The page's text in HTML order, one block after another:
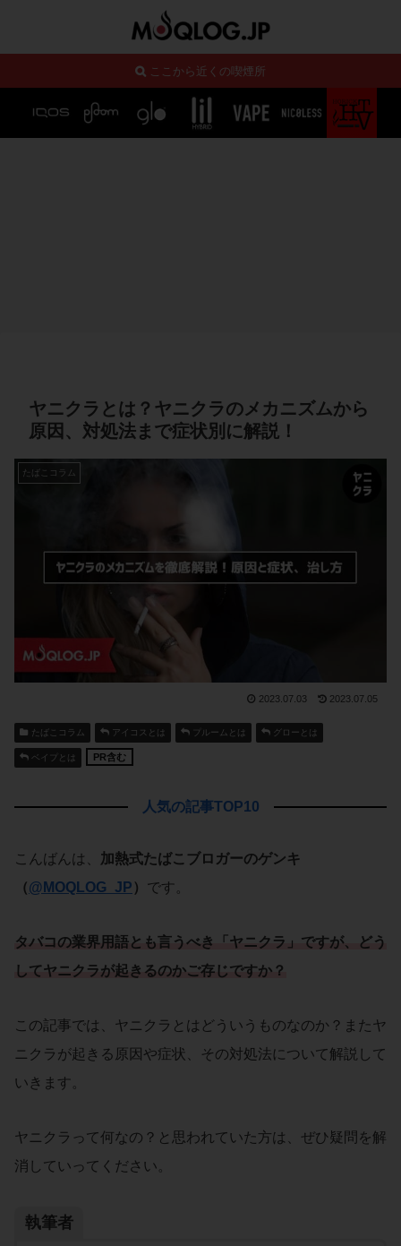
ここから近くの喫煙所
ヤニクラとは？ヤニクラのメカニズムから
原因、対処法まで症状別に解説！
たばこコラム
2023.07.03 2023.07.05
たばこコラム アイコスとは プルームとは グローとは
ベイプとは PR含む
人気の記事TOP10
こんばんは、 加熱式たばこブロガーのゲンキ
（@MOQLOG_JP ） です。
タバコの業界用語とも言うべき「 ヤニクラ 」ですが、どう
してヤニクラが起きるのかご存じですか？
この記事では、ヤニクラとはどういうものなのか？またヤ
ニクラが起きる原因や症状、その対処法について解説して
いきます。
ヤニクラって何なの？と思われていた方は、ぜひ疑問を解
消していってください。
執筆者